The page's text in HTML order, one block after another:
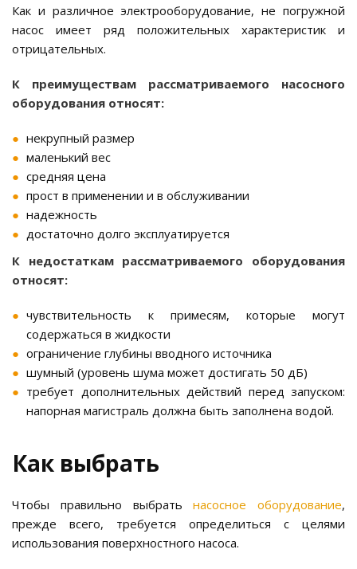
Как и различное электрооборудование, не погружной
насос имеет ряд положительных характеристик и
отрицательных.
К преимуществам рассматриваемого насосного
оборудования относят:
некрупный размер
маленький вес
средняя цена
прост в применении и в обслуживании
надежность
достаточно долго эксплуатируется
К недостаткам рассматриваемого оборудования
относят:
чувствительность к примесям, которые могут
содержаться в жидкости
ограничение глубины вводного источника
шумный (уровень шума может достигать 50 дБ)
требует дополнительных действий перед запуском:
напорная магистраль должна быть заполнена водой.
Как выбрать
Чтобы правильно выбратьнасосное оборудование,
прежде всего, требуется определиться с целями
использования поверхностного насоса.